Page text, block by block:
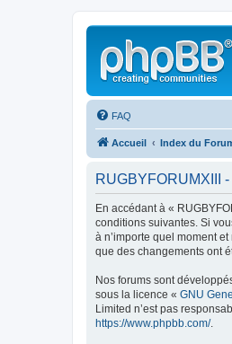
FAQ
Accueil Index du
RUGBYFORUMXIII
En accédant à «
conditions suivantes. Si
à n’importe quel moment
que des changements ont
Nos forums sont
sous la licence « GNU
Limited n’est pas
https://www.phpbb.com/.